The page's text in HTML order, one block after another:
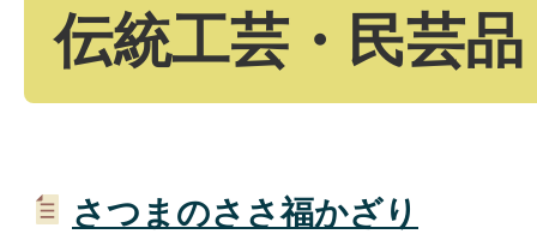
伝統工芸・民芸品
さつまのささ福かざり